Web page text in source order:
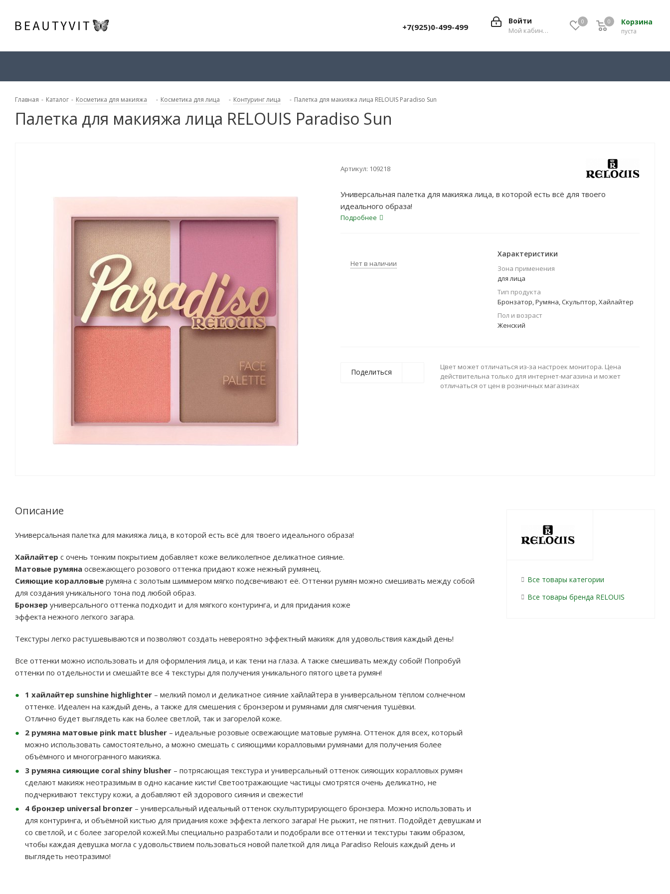
0 Корзина
0
пуста
0
Войти
Мой кабинет
+7(925)0-499-499
Главная - Каталог - Косметика для макияжа - Косметика для лица - Контуринг лица - Палетка для макияжа лица RELOUIS Paradiso Sun
Палетка для макияжа лица RELOUIS Paradiso Sun
Артикул: 109218
Универсальная палетка для макияжа лица, в которой есть всё для твоего
идеального образа!
Подробнее
Нет в наличии
Характеристики
Зона применения
для лица
Тип продукта
Бронзатор, Румяна, Скульптор, Хайлайтер
Пол и возраст
Женский
Поделиться
Цвет может отличаться из-за настроек монитора. Цена
действительна только для интернет-магазина и может
отличаться от цен в розничных магазинах
Описание
Универсальная палетка для макияжа лица, в которой есть всё для твоего идеального образа!
Хайлайтер с очень тонким покрытием добавляет коже великолепное деликатное сияние.
Матовые румяна освежающего розового оттенка придают коже нежный румянец.
Сияющие коралловые румяна с золотым шиммером мягко подсвечивают её. Оттенки румян можно смешивать между собой
для создания уникального тона под любой образ.
Бронзер универсального оттенка подходит и для мягкого контуринга, и для придания коже
эффекта нежного легкого загара.
Текстуры легко растушевываются и позволяют создать невероятно эффектный макияж для удовольствия каждый день!
Все оттенки можно использовать и для оформления лица, и как тени на глаза. А также смешивать между собой! Попробуй
оттенки по отдельности и смешайте все 4 текстуры для получения уникального пятого цвета румян!
1 хайлайтер sunshine highlighter – мелкий помол и деликатное сияние хайлайтера в универсальном тёплом солнечном
оттенке. Идеален на каждый день, а также для смешения с бронзером и румянами для смягчения тушёвки.
Отлично будет выглядеть как на более светлой, так и загорелой коже.
2 румяна матовые pink matt blusher – идеальные розовые освежающие матовые румяна. Оттенок для всех, который
можно использовать самостоятельно, а можно смешать с сияющими коралловыми румянами для получения более
объёмного и многогранного макияжа.
3 румяна сияющие coral shiny blusher – потрясающая текстура и универсальный оттенок сияющих коралловых румян
сделают макияж неотразимым в одно касание кисти! Светоотражающие частицы смотрятся очень деликатно, не
подчеркивают текстуру кожи, а добавляют ей здорового сияния и свежести!
4 бронзер universal bronzer – универсальный идеальный оттенок скульптурирующего бронзера. Можно использовать и
для контуринга, и объёмной кистью для придания коже эффекта легкого загара! Не рыжит, не пятнит. Подойдёт девушкам и
со светлой, и с более загорелой кожей.Мы специально разработали и подобрали все оттенки и текстуры таким образом,
чтобы каждая девушка могла с удовольствием пользоваться новой палеткой для лица Paradiso Relouis каждый день и
выглядеть неотразимо!
Все товары категории
Все товары бренда RELOUIS